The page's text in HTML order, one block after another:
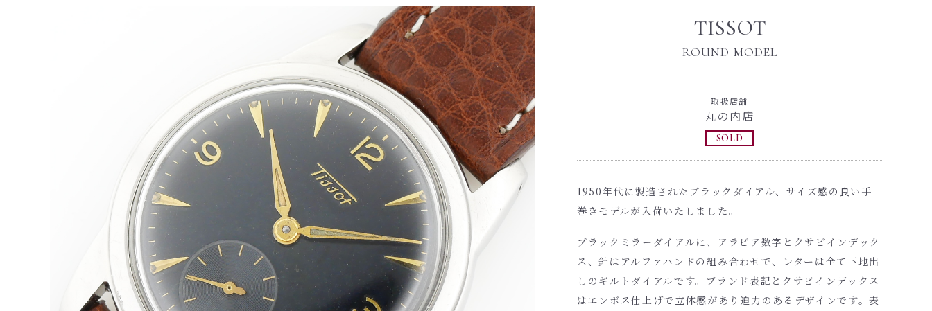
TISSOT
ROUND MODEL
取扱店舗
丸の内店
SOLD
1950年代に製造されたブラックダイアル、サイズ感の良い手
巻きモデルが入荷いたしました。
ブラックミラーダイアルに、アラビア数字とクサビインデック
ス、針はアルファハンドの組み合わせで、レターは全て下地出
しのギルトダイアルです。ブランド表記とクサビインデックス
はエンボス仕上げで立体感があり迫力のあるデザインです。表